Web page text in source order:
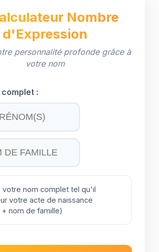
Nombre
d'Expression
personnalité profonde grâce à
votre nom
:
votre nom complet tel qu'il
votre acte de naissance
nom de famille)